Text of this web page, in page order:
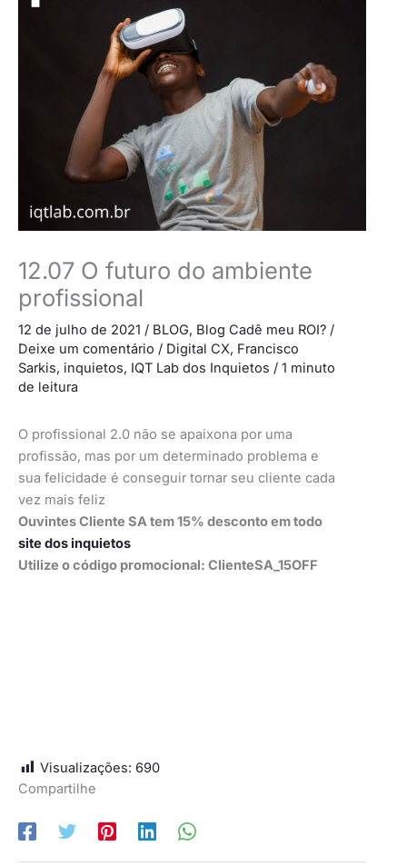
12.07 O futuro do ambiente
profissional
12 de julho de 2021 / BLOG, Blog Cadê meu ROI? /
Deixe um comentário / Digital CX, Francisco
Sarkis, inquietos, IQT Lab dos Inquietos / 1 minuto
de leitura
O profissional 2.0 não se apaixona por uma
profissão, mas por um determinado problema e
sua felicidade é conseguir tornar seu cliente cada
vez mais feliz
Ouvintes Cliente SA tem 15% desconto em todo
site dos inquietos
Utilize o código promocional: ClienteSA_15OFF
Visualizações: 690
Compartilhe